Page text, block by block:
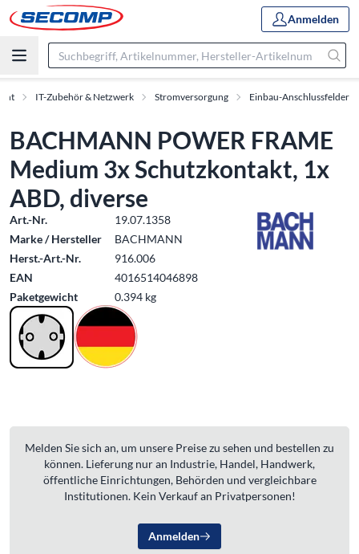
Anmelden
IT-Zubehör & Netzwerk Stromversorgung Einbau-Anschlussfelder
BACHMANN POWER FRAME
Medium 3x Schutzkontakt, 1x
ABD, diverse
Art.-Nr.
19.07.1358
Marke / Hersteller
BACHMANN
Herst.-Art.-Nr.
916.006
EAN
4016514046898
Paketgewicht
0.394 kg
Melden Sie sich an, um unsere Preise zu sehen und bestellen zu
können. Lieferung nur an Industrie, Handel, Handwerk,
öffentliche Einrichtungen, Behörden und vergleichbare
Institutionen. Kein Verkauf an Privatpersonen!
Anmelden